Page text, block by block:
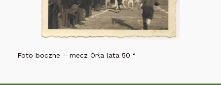
Foto boczne – mecz Orła lata 50 ‘